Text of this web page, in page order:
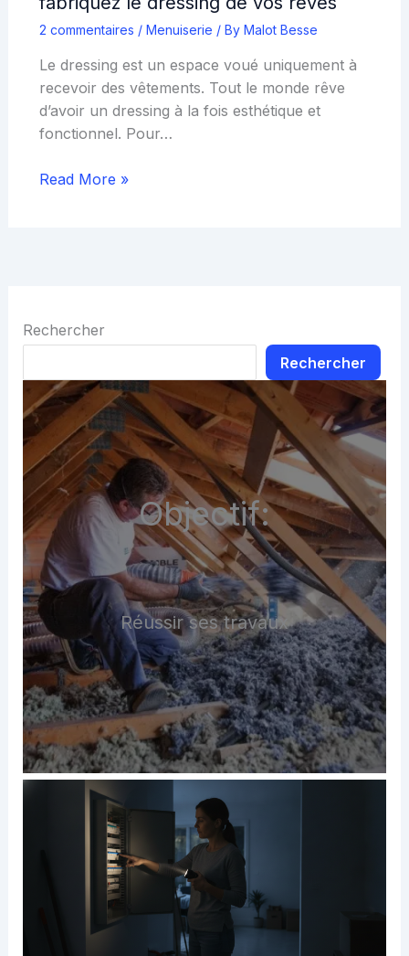
2 commentaires / Menuiserie / By Malot Besse
Le dressing est un espace voué uniquement à
recevoir des vêtements. Tout le monde rêve
d’avoir un dressing à la fois esthétique et
fonctionnel. Pour…
Read More »
Rechercher
Rechercher
Objectif:
Réussir ses travaux